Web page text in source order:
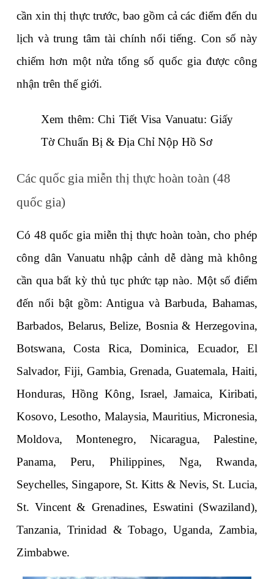
cần xin thị thực trước, bao gồm cả các điểm đến du
lịch và trung tâm tài chính nổi tiếng. Con số này
chiếm hơn một nửa tổng số quốc gia được công
nhận trên thế giới.
Xem thêm: Chi Tiết Visa Vanuatu: Giấy
Tờ Chuẩn Bị & Địa Chỉ Nộp Hồ Sơ
Các quốc gia miễn thị thực hoàn toàn (48
quốc gia)
Có 48 quốc gia miễn thị thực hoàn toàn, cho phép
công dân Vanuatu nhập cảnh dễ dàng mà không
cần qua bất kỳ thủ tục phức tạp nào. Một số điểm
đến nổi bật gồm: Antigua và Barbuda, Bahamas,
Barbados, Belarus, Belize, Bosnia & Herzegovina,
Botswana, Costa Rica, Dominica, Ecuador, El
Salvador, Fiji, Gambia, Grenada, Guatemala, Haiti,
Honduras, Hồng Kông, Israel, Jamaica, Kiribati,
Kosovo, Lesotho, Malaysia, Mauritius, Micronesia,
Moldova, Montenegro, Nicaragua, Palestine,
Panama, Peru, Philippines, Nga, Rwanda,
Seychelles, Singapore, St. Kitts & Nevis, St. Lucia,
St. Vincent & Grenadines, Eswatini (Swaziland),
Tanzania, Trinidad & Tobago, Uganda, Zambia,
Zimbabwe.